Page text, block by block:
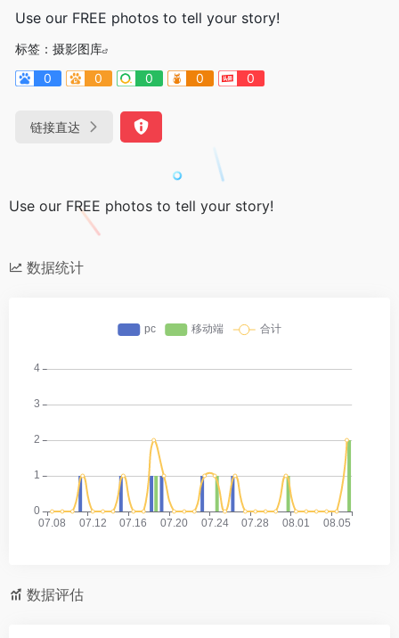
Use our FREE photos to tell your story!
标签： 摄影图库
0
0 0 0 0
链接直达
Use our FREE photos to tell your story!
数据统计
数据评估